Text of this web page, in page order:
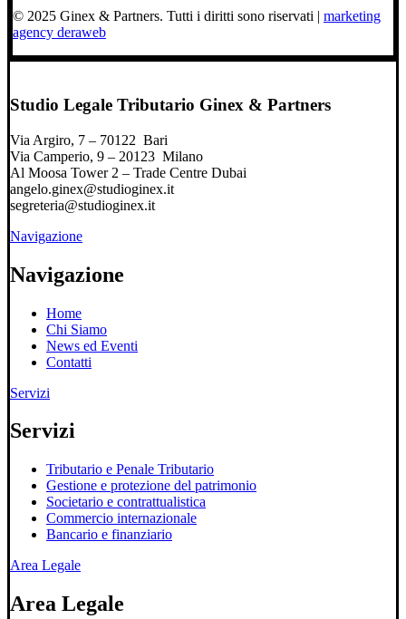
© 2025 Ginex & Partners. Tutti i diritti sono riservati | marketing
agency deraweb
Studio Legale Tributario Ginex & Partners
Via Argiro, 7 – 70122 Bari
Via Camperio, 9 – 20123 Milano
Al Moosa Tower 2 – Trade Centre Dubai
angelo.ginex@studioginex.it
segreteria@studioginex.it
Navigazione
Navigazione
Home
Chi Siamo
News ed Eventi
Contatti
Servizi
Servizi
Tributario e Penale Tributario
Gestione e protezione del patrimonio
Societario e contrattualistica
Commercio internazionale
Bancario e finanziario
Area Legale
Area Legale